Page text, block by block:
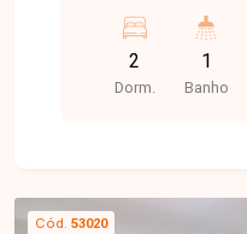
sua família. Com uma
apartamento é ideal
aconchegante e bem
2
Dorm.
1
Banho
Cód. 53020